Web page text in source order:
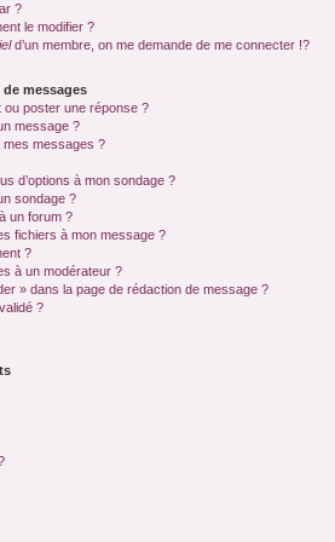
?
le modifier ?
d’un membre, on me demande de me connecter !?
messages
poster une réponse ?
message ?
mes messages ?
d’options à mon sondage ?
sondage ?
un forum ?
fichiers à mon message ?
?
à un modérateur ?
» dans la page de rédaction de message ?
?